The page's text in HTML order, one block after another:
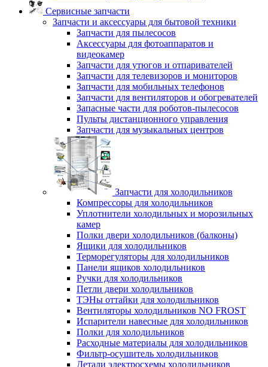
Сервисные запчасти
Запчасти и аксессуары для бытовой техники
Запчасти для пылесосов
Аксессуары для фотоаппаратов и
видеокамер
Запчасти для утюгов и отпаривателей
Запчасти для телевизоров и мониторов
Запчасти для мобильных телефонов
Запчасти для вентиляторов и обогревателей
Запасные части для роботов-пылесосов
Пульты дистанционного управления
Запчасти для музыкальных центров
Запчасти для холодильников
Компрессоры для холодильников
Уплотнители холодильных и морозильных
камер
Полки двери холодильников (балконы)
Ящики для холодильников
Терморегуляторы для холодильников
Панели ящиков холодильников
Ручки для холодильников
Петли двери холодильников
ТЭНы оттайки для холодильников
Вентиляторы холодильников NO FROST
Испарители навесные для холодильников
Полки для холодильников
Расходные материалы для холодильников
Фильтр-осушитель холодильников
Детали электросхемы холодильников